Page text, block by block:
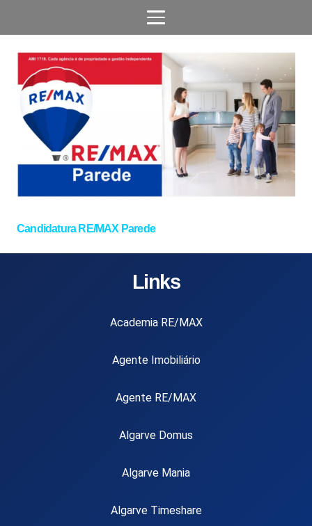
Candidatura RE/MAX Parede
Links
Academia RE/MAX
Agente Imobiliário
Agente RE/MAX
Algarve Domus
Algarve Mania
Algarve Timeshare